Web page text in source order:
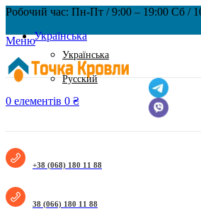
Робочий час: Пн-Пт / 9:00 – 19:00 Сб /
Українська
Українська
Русский
Меню
0 елементів 0 ₴
+38 (068) 180 11 88
38 (066) 180 11 88